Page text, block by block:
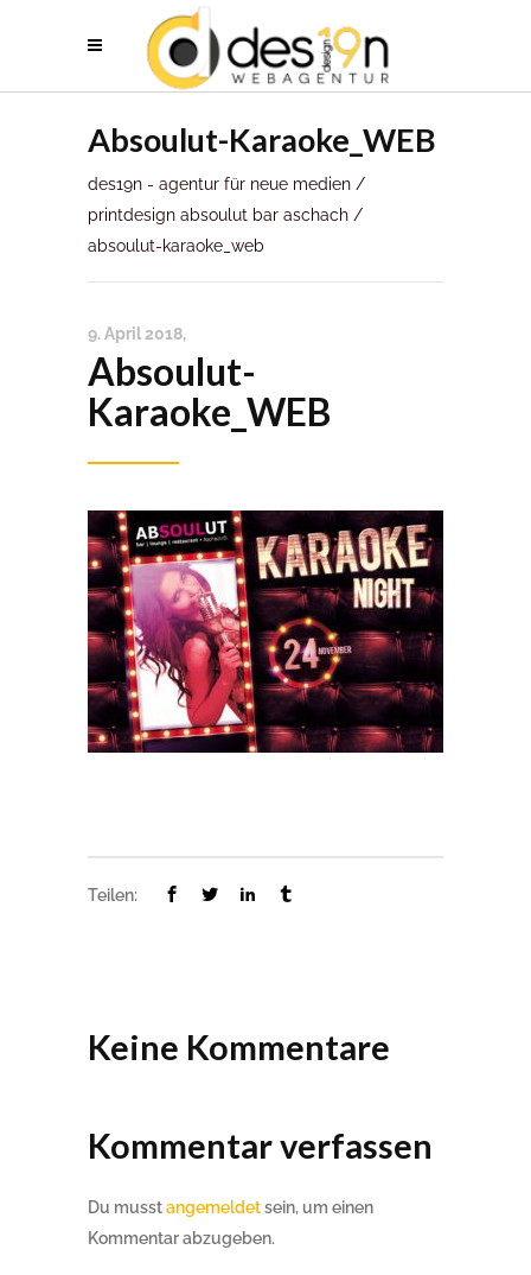
Absoulut-Karaoke_WEB
des19n - agentur für neue medien /
printdesign absoulut bar aschach /
absoulut-karaoke_web
9. April 2018
Absoulut-
Karaoke_WEB
Teilen:
Keine Kommentare
Kommentar verfassen
Du musstangemeldetsein, um einen
Kommentar abzugeben.